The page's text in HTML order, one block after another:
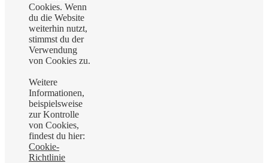
Cookies. Wenn
du die Website
weiterhin nutzt,
stimmst du der
Verwendung
von Cookies zu.
Weitere
Informationen,
beispielsweise
zur Kontrolle
von Cookies,
findest du hier:
Cookie-
Richtlinie